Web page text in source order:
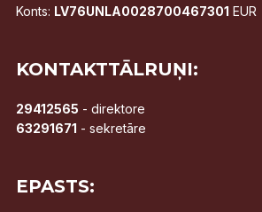
Konts: LV76UNLA0028700467301 EUR
KONTAKTTĀLRUŅI:
29412565 - direktore
63291671 - sekretāre
EPASTS: